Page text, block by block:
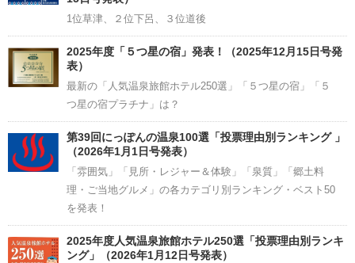
1位草津、２位下呂、３位道後
2025年度「５つ星の宿」発表！（2025年12月15日号発
表）
最新の「人気温泉旅館ホテル250選」「５つ星の宿」「５
つ星の宿プラチナ」は？
第39回にっぽんの温泉100選「投票理由別ランキング 」
（2026年1月1日号発表）
「雰囲気」「見所・レジャー＆体験」「泉質」「郷土料
理・ご当地グルメ」の各カテゴリ別ランキング・ベスト50
を発表！
2025年度人気温泉旅館ホテル250選「投票理由別ランキ
ング」（2026年1月12日号発表）